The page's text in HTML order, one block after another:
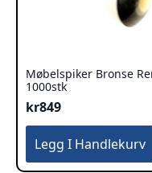
Møbelspiker Bronse
1000stk
kr849
Legg I Handlekurv